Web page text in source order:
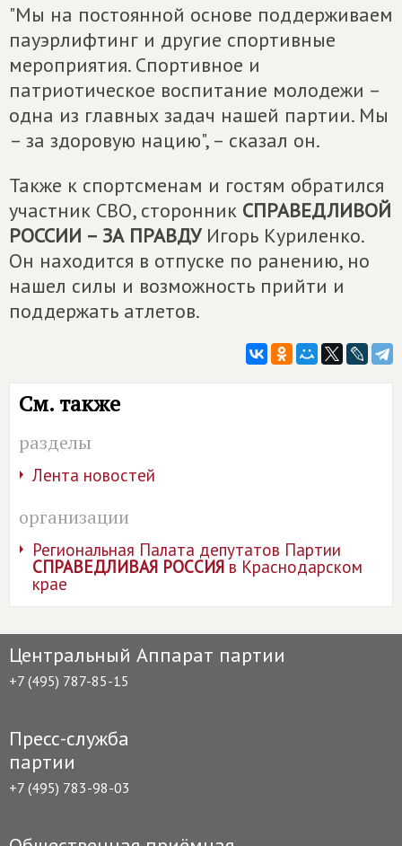
"Мы на постоянной основе поддерживаем
пауэрлифтинг и другие спортивные
мероприятия. Спортивное и
патриотическое воспитание молодежи –
одна из главных задач нашей партии. Мы
– за здоровую нацию", – сказал он.
Также к спортсменам и гостям обратился
участник СВО, сторонник СПРАВЕДЛИВОЙ
РОССИИ – ЗА ПРАВДУИгорь Куриленко.
Он находится в отпуске по ранению, но
нашел силы и возможность прийти и
поддержать атлетов.
См. также
разделы
Лента новостей
организации
Региональная Палата депутатов Партии
СПРАВЕДЛИВАЯ РОССИЯв Краснодарском
крае
Центральный Аппарат партии
+7 (495) 787-85-15
Пресс-служба
партии
+7 (495) 783-98-03